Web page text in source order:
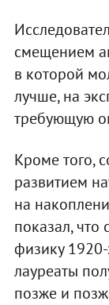
смещением
в которой
лучше, на
требующую
Кроме того,
развитием
на
показал,
физику
лауреаты
позже и